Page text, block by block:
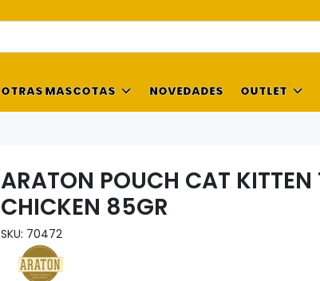
OTRAS MASCOTAS NOVEDADES OUTLET
ARATON POUCH CAT KITTEN
CHICKEN 85GR
SKU: 70472